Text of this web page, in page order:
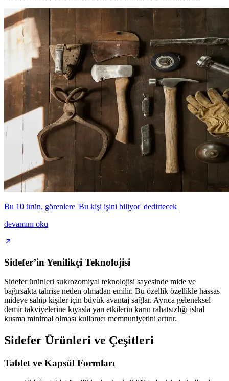
Bu 10 ürün, görenlere 'Bu kişi işini biliyor' dedirtecek
devamını oku
Sidefer’in Yenilikçi Teknolojisi
Sidefer ürünleri sukrozomiyal teknolojisi sayesinde mide ve
bağırsakta tahrişe neden olmadan emilir. Bu özellik özellikle hassas
mideye sahip kişiler için büyük avantaj sağlar. Ayrıca geleneksel
demir takviyelerine kıyasla yan etkilerin karın rahatsızlığı ishal
kusma minimal olması kullanıcı memnuniyetini artırır.
Sidefer Ürünleri ve Çeşitleri
Tablet ve Kapsül Formları